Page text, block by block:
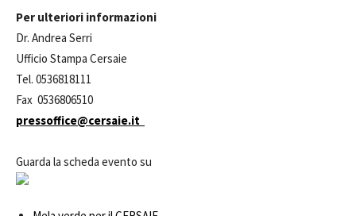
Per ulteriori informazioni
Dr. Andrea Serri
Ufficio Stampa Cersaie
Tel. 0536818111
Fax 0536806510
pressoffice@cersaie.it
Guarda la scheda evento su